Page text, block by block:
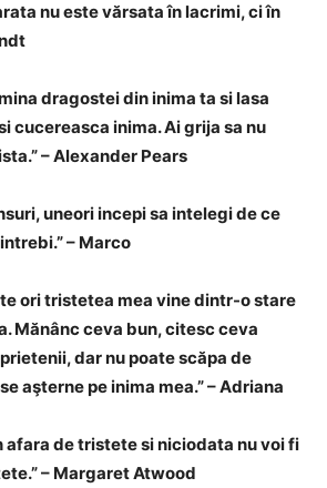
nu este vărsata în lacrimi, ci în
dragostei din inima ta si lasa
cucereasca inima. Ai grija sa nu
– Alexander Pears
uneori incepi sa intelegi de ce
– Marco
ori tristetea mea vine dintr-o stare
Mănânc ceva bun, citesc ceva
dar nu poate scăpa de
aşterne pe inima mea.” – Adriana
afara de tristete si niciodata nu voi fi
– Margaret Atwood